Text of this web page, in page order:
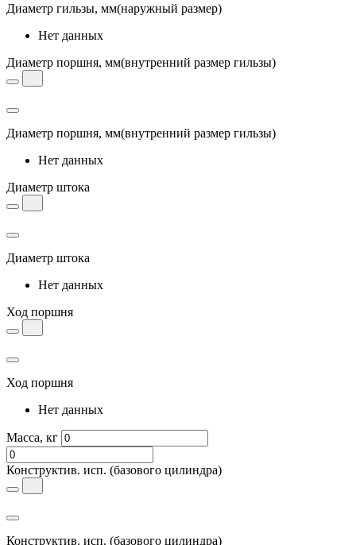
Диаметр гильзы, мм(наружный размер)
Нет данных
Диаметр поршня, мм(внутренний размер гильзы)
Диаметр поршня, мм(внутренний размер гильзы)
Нет данных
Диаметр штока
Диаметр штока
Нет данных
Ход поршня
Ход поршня
Нет данных
Масса, кг
Конструктив. исп. (базового цилиндра)
Конструктив. исп. (базового цилиндра)